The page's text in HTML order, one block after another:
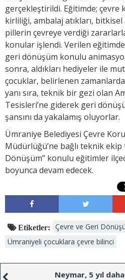
gerçekleştirildi. Eğitimde; çevre
kirliliği, ambalaj atıkları, bitkisel
pillerin çevreye verdiği
konular işlendi. Verilen
geri dönüşüm konulu
sonra, aldıkları hediyeler ile
çocuklar, belirlenen
yanı sıra, teknik bir gezi olan
Tesisleri’ne giderek geri
şansını da yakalamış oluyorlar.
Ümraniye Belediyesi Çevre
Müdürlüğü’ne bağlı teknik ekip
Dönüşüm” konulu eğitimler
boyunca devam edecek.
Etiketler: Çevre ve Geri
Ümraniyeli çocuklara çevre bilinci
Neymar, 5 yıl